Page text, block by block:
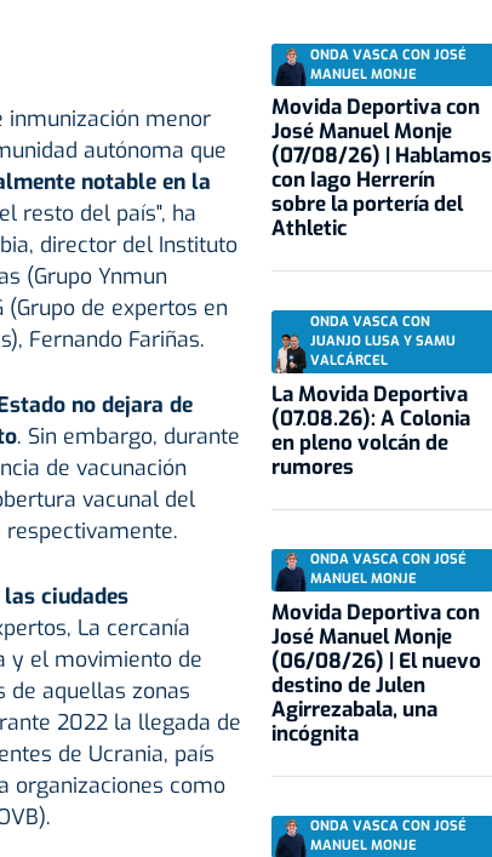
inmunización menor
autónoma que
notable en la
resto del país", ha
director del Instituto
(Grupo Ynmun
de expertos en
Fernando Fariñas.
no dejara de
. Sin embargo, durante
de vacunación
vacunal del
respectivamente.
ciudades
La cercanía
y el movimiento de
de aquellas zonas
2022 la llegada de
de Ucrania, país
organizaciones como
ONDA VASCA CON JOSÉ
MANUEL MONJE
Movida Deportiva con
José Manuel Monje
(07/08/26) | Hablamos
con Iago Herrerín
sobre la portería del
Athletic
ONDA VASCA CON
JUANJO LUSA Y SAMU
VALCÁRCEL
La Movida Deportiva
(07.08.26): A Colonia
en pleno volcán de
rumores
ONDA VASCA CON JOSÉ
MANUEL MONJE
Movida Deportiva con
José Manuel Monje
(06/08/26) | El nuevo
destino de Julen
Agirrezabala, una
incógnita
ONDA VASCA CON JOSÉ
MANUEL MONJE